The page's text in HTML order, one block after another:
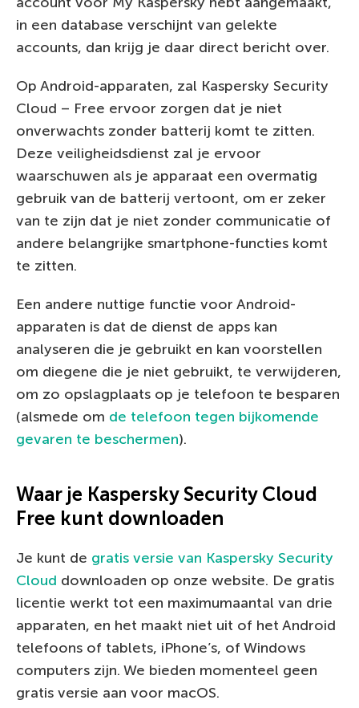
in een database verschijnt van gelekte
accounts, dan krijg je daar direct bericht over.
Op Android-apparaten, zal Kaspersky Security
Cloud – Free ervoor zorgen dat je niet
onverwachts zonder batterij komt te zitten.
Deze veiligheidsdienst zal je ervoor
waarschuwen als je apparaat een overmatig
gebruik van de batterij vertoont, om er zeker
van te zijn dat je niet zonder communicatie of
andere belangrijke smartphone-functies komt
te zitten.
Een andere nuttige functie voor Android-
apparaten is dat de dienst de apps kan
analyseren die je gebruikt en kan voorstellen
om diegene die je niet gebruikt, te verwijderen,
om zo opslagplaats op je telefoon te besparen
(alsmede om de telefoon tegen bijkomende
gevaren te beschermen).
Waar je Kaspersky Security Cloud
Free kunt downloaden
Je kunt de gratis versie van Kaspersky Security
Cloud downloaden op onze website. De gratis
licentie werkt tot een maximumaantal van drie
apparaten, en het maakt niet uit of het Android
telefoons of tablets, iPhone’s, of Windows
computers zijn. We bieden momenteel geen
gratis versie aan voor macOS.